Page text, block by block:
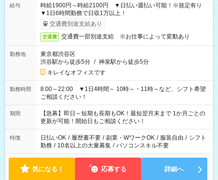
給与
時給1900円～時給2100円 ▼日払い週払い可能！※規定有り
▼1日6時間勤務で日収1万以上！
交通費別途支給あり
交通費 交通費一部別途支給 ※お仕事によって変動あり
勤務地
東京都渋谷区
渋谷駅から徒歩5分 / 神泉駅から徒歩5分
キレイなオフィスです
勤務時間
8:00～22:00 ▼1日4時間～ 10時～・11時～など、シフト希望
ご相談ください！
期間
【急募】即日～短期も長期もOK！最短翌月末まで 1か月ごとの
更新が可能！開始日もご相談ください！
特徴 日払いOK / 履歴書不要 / 副業・WワークOK / 服装自由 / シフト
勤務 / 10名以上の大量募集 / パソコンスキル不要
気になる！ 応募する 詳細へ